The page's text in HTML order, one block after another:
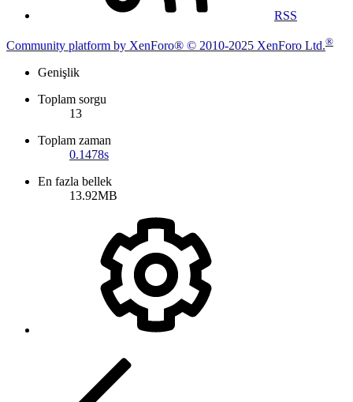
RSS
Community platform by XenForo® © 2010-2025 XenForo Ltd.®
Genişlik
Toplam sorgu
13
Toplam zaman
0.1478s
En fazla bellek
13.92MB